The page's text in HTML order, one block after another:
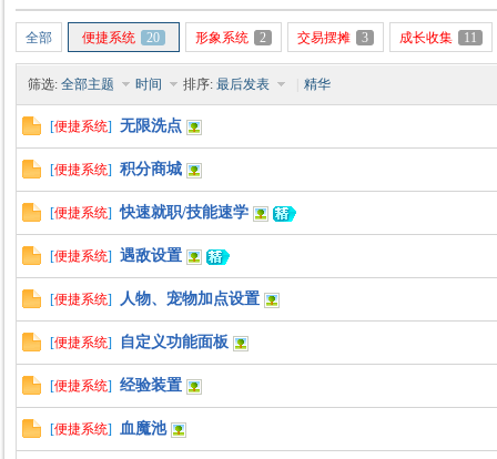
时
魔
全部 便捷系统 20 形象系统 2 交易摆摊 3 成长收集 11
筛选: 全部主题 时间 排序: 最后发表 精华
[便捷系统] 无限洗点
[便捷系统] 积分商城
[便捷系统] 快速就职/技能速学
[便捷系统] 遇敌设置
[便捷系统] 人物、宠物加点设置
[便捷系统] 自定义功能面板
[便捷系统] 经验装置
[便捷系统] 血魔池